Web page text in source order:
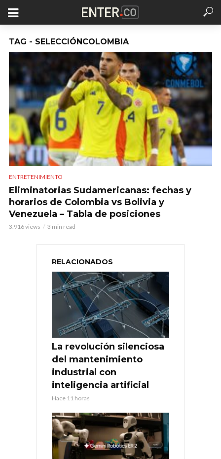
TAG - SELECCIÓNCOLOMBIA
ENTRETENIMIENTO
Eliminatorias Sudamericanas: fechas y
horarios de Colombia vs Bolivia y
Venezuela – Tabla de posiciones
3.916 views 3 min read
RELACIONADOS
La revolución silenciosa
del mantenimiento
industrial con
inteligencia artificial
Hace 11 horas